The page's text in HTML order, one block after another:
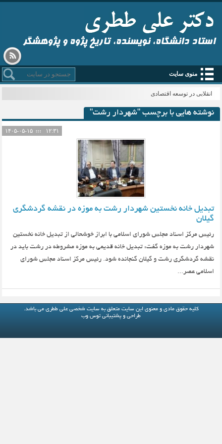
استاد دانشگاه، نویسنده، تاریخ پژوه و پژوهشگر
منوی سایت
انقلابی در توسعه اقتصادی
نوشته هایی با برچسب "شهردار رشت"
۱۲:۳۱
تبدیل خانه نخستین شهردار رشت به موزه در نقشه گردشگری
گیلان
رئیس مرکز اسناد مجلس شورای اسلامی با ابراز خوشحالی از تبدیل خانه نخستین
شهردار رشت به موزه گفت: تبدیل خانه قدیمی به موزه مشروطه در رشت باید در
نقشه گردشگری رشت و گیلان گنجانده شود. رئیس مرکز اسناد مجلس شورای
اسلامی عصر...
کلیه حقوق مادی و معنوی این سایت متعلق بهسایت شخصی علی ططری می باشد.
طراحی و پشتیبانی توس وب